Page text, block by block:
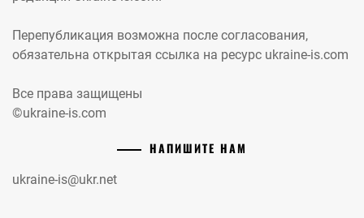
Перепубликация возможна после согласования,
обязательна открытая ссылка на ресурс ukraine-is.com
Все права защищены
©ukraine-is.com
НАПИШИТЕ НАМ
ukraine-is@ukr.net